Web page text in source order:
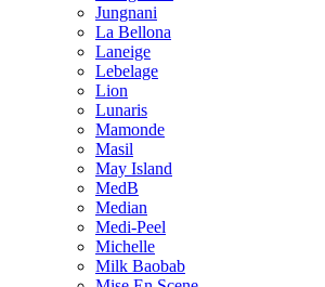
Jungnani
La Bellona
Laneige
Lebelage
Lion
Lunaris
Mamonde
Masil
May Island
MedB
Median
Medi-Peel
Michelle
Milk Baobab